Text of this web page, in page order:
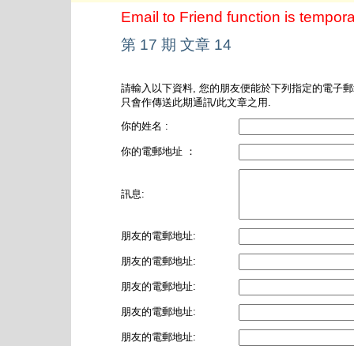
Email to Friend function is
第 17 期 文章 14
請輸入以下資料, 您的朋友便能於下列指定的電子
只會作傳送此期通訊/此文章之用.
你的姓名 :
你的電郵地址 ：
訊息:
朋友的電郵地址:
朋友的電郵地址:
朋友的電郵地址:
朋友的電郵地址:
朋友的電郵地址: